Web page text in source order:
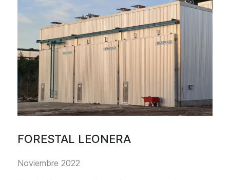
FORESTAL LEONERA
Noviembre 2022